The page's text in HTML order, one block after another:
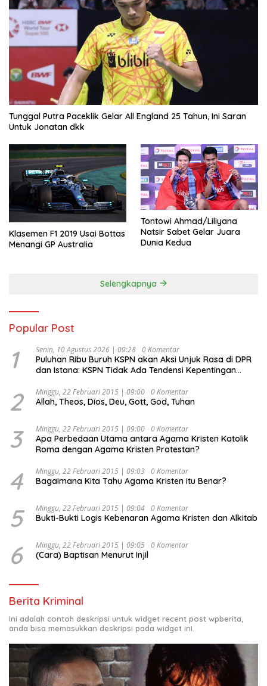
Tunggal Putra Paceklik Gelar All England 25 Tahun, Ini Saran
Untuk Jonatan dkk
Klasemen F1 2019 Usai Bottas
Menangi GP Australia
Tontowi Ahmad/Liliyana
Natsir Sabet Gelar Juara
Dunia Kedua
Selengkapnya
Popular Post
1 Senin, 10 Agustus 2026 | 09:28 0 Komentar
Puluhan Ribu Buruh KSPN akan Aksi Unjuk Rasa di DPR
dan Istana: KSPN Tidak Ada Tendensi Kepentingan
2 Minggu, 22 Februari 2015 | 09:00 0 Komentar
Allah, Theos, Dios, Deu, Gott, God, Tuhan
3 Minggu, 22 Februari 2015 | 09:00 0 Komentar
Apa Perbedaan Utama antara Agama Kristen Katolik
Roma dengan Agama Kristen Protestan?
4 Minggu, 22 Februari 2015 | 09:03 0 Komentar
Bagaimana Kita Tahu Agama Kristen itu Benar?
5 Minggu, 22 Februari 2015 | 09:04 0 Komentar
Bukti-Bukti Logis Kebenaran Agama Kristen dan Alkitab
6 Minggu, 22 Februari 2015 | 09:05 0 Komentar
(Cara) Baptisan Menurut Injil
Berita Kriminal
Ini adalah contoh deskripsi untuk widget recent post wpberita,
anda bisa memasukkan deskripsi pada widget ini.